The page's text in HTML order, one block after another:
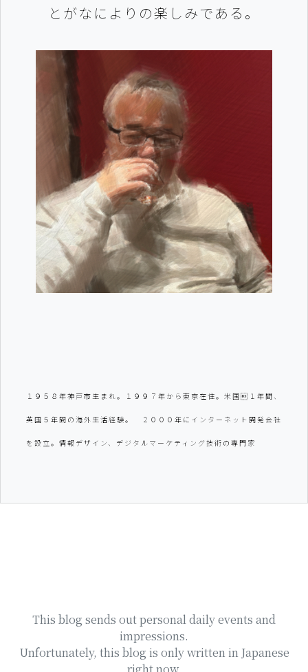
とがなによりの楽しみである。
１９５８年神戸市生まれ。１９９７年から東京在住。米国１年間、
英国５年間の海外生活経験。 ２０００年にインターネット開発会社
を設立。情報デザイン、デジタルマーケティング技術の専門家
This blog sends out personal daily events and
impressions.
Unfortunately, this blog is only written in Japanese